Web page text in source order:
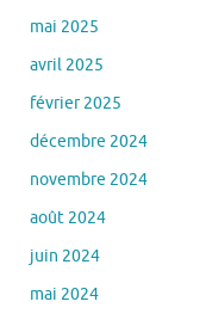
mai 2025
avril 2025
février 2025
décembre 2024
novembre 2024
août 2024
juin 2024
mai 2024